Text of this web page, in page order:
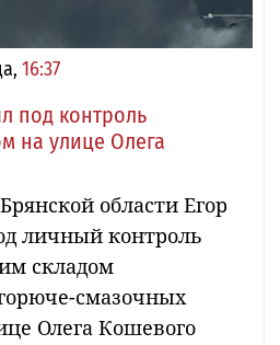
16:37
под контроль
на улице Олега
области Егор
личный контроль
складом
смазочных
Олега Кошевого